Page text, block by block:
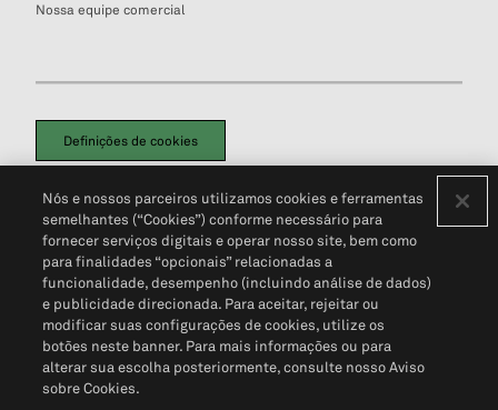
Nossa equipe comercial
Definições de cookies
Política de PrivacidadePortal de privacidade do cliente (em inglês)
Não Venda Minhas Informações Pessoais© 2026 S&P Global
Nós e nossos parceiros utilizamos cookies e ferramentas
semelhantes (“Cookies”) conforme necessário para
fornecer serviços digitais e operar nosso site, bem como
para finalidades “opcionais” relacionadas a
funcionalidade, desempenho (incluindo análise de dados)
e publicidade direcionada. Para aceitar, rejeitar ou
modificar suas configurações de cookies, utilize os
botões neste banner. Para mais informações ou para
alterar sua escolha posteriormente, consulte nosso Aviso
sobre Cookies.